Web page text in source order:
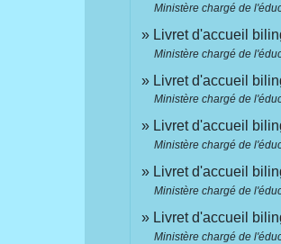
Ministère chargé de
Livret d'accueil
Ministère chargé de
Livret d'accueil
Ministère chargé de
Livret d'accueil
Ministère chargé de
Livret d'accueil
Ministère chargé de
Livret d'accueil
Ministère chargé de